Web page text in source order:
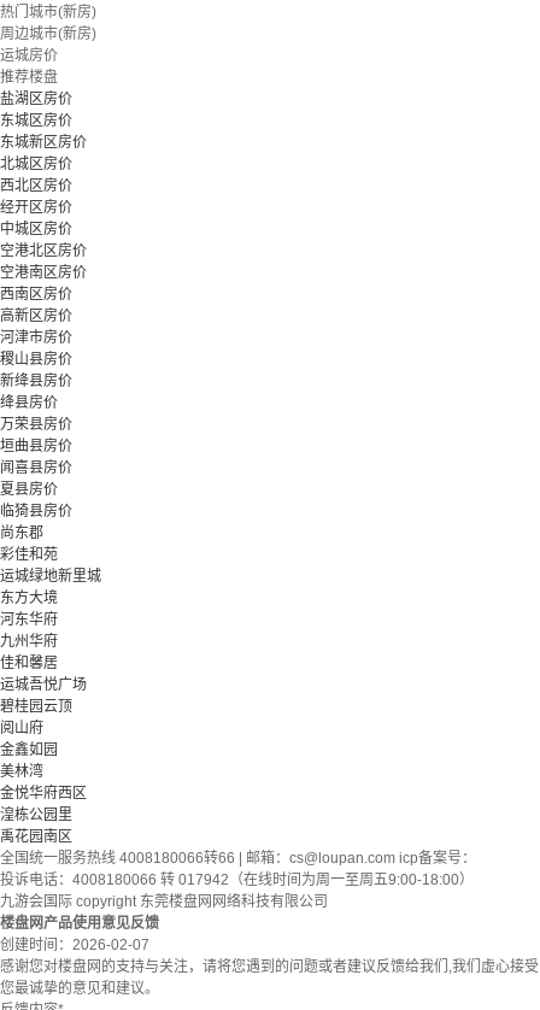
热门城市(新房)
周边城市(新房)
运城房价
推荐楼盘
盐湖区房价
东城区房价
东城新区房价
北城区房价
西北区房价
经开区房价
中城区房价
空港北区房价
空港南区房价
西南区房价
高新区房价
河津市房价
稷山县房价
新绛县房价
绛县房价
万荣县房价
垣曲县房价
闻喜县房价
夏县房价
临猗县房价
尚东郡
彩佳和苑
运城绿地新里城
东方大境
河东华府
九州华府
佳和馨居
运城吾悦广场
碧桂园云顶
阅山府
金鑫如园
美林湾
金悦华府西区
湟栋公园里
禹花园南区
全国统一服务热线 4008180066转66 | 邮箱： cs@loupan.com icp备案号：
投诉电话：4008180066 转 017942（在线时间为周一至周五9:00-18:00）
九游会国际 copyright 东莞楼盘网网络科技有限公司
楼盘网产品使用意见反馈
创建时间： 2026-02-07
感谢您对楼盘网的支持与关注，请将您遇到的问题或者建议反馈给我们,我们虚心接受
您最诚挚的意见和建议。